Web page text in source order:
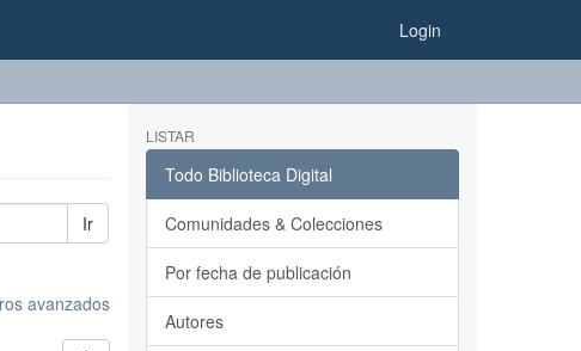
Login
Ir
avanzados
LISTAR
Todo Biblioteca Digital
Comunidades & Colecciones
Por fecha de publicación
Autores